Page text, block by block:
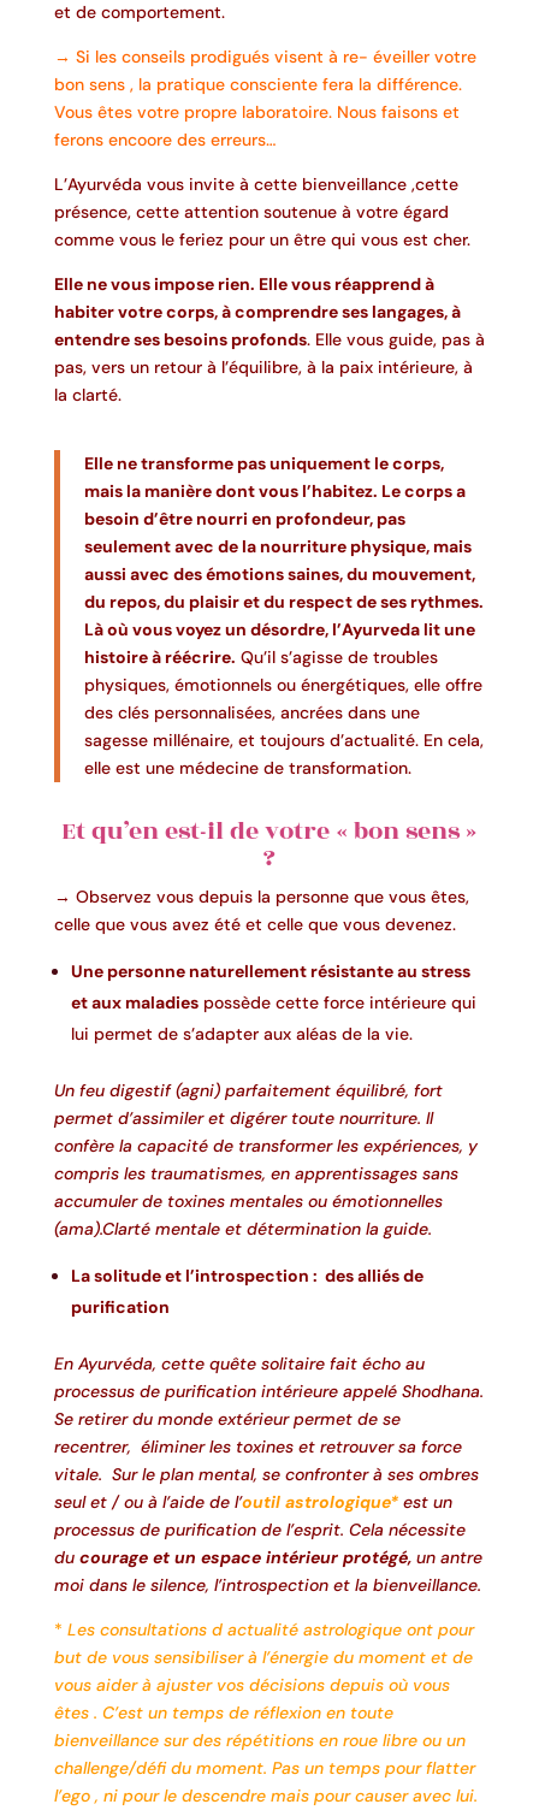
et de comportement.
→ Si les conseils prodigués visent à re- éveiller votre
bon sens , la pratique consciente fera la différence.
Vous êtes votre propre laboratoire. Nous faisons et
ferons encoore des erreurs…
L’Ayurvéda vous invite à cette bienveillance ,cette
présence, cette attention soutenue à votre égard
comme vous le feriez pour un être qui vous est cher.
Elle ne vous impose rien. Elle vous réapprend à
habiter votre corps, à comprendre ses langages, à
entendre ses besoins profonds. Elle vous guide, pas à
pas, vers un retour à l’équilibre, à la paix intérieure, à
la clarté.
Elle ne transforme pas uniquement le corps,
mais la manière dont vous l’habitez. Le corps a
besoin d’être nourri en profondeur, pas
seulement avec de la nourriture physique, mais
aussi avec des émotions saines, du mouvement,
du repos, du plaisir et du respect de ses rythmes.
Là où vous voyez un désordre, l’Ayurveda lit une
histoire à réécrire. Qu’il s’agisse de troubles
physiques, émotionnels ou énergétiques, elle offre
des clés personnalisées, ancrées dans une
sagesse millénaire, et toujours d’actualité. En cela,
elle est une médecine de transformation.
Et qu’en est-il de votre « bon sens »
?
→ Observez vous depuis la personne que vous êtes,
celle que vous avez été et celle que vous devenez.
Une personne naturellement résistante au stress
et aux maladiespossède cette force intérieure qui
lui permet de s’adapter aux aléas de la vie.
Un feu digestif (agni) parfaitement équilibré, fort
permet d’assimiler et digérer toute nourriture. Il
confère la capacité de transformer les expériences, y
compris les traumatismes, en apprentissages sans
accumuler de toxines mentales ou émotionnelles
(ama).Clarté mentale et détermination la guide.
La solitude et l’introspection : des alliés de
purification
En Ayurvéda, cette quête solitaire fait écho au
processus de purification intérieure appelé Shodhana.
Se retirer du monde extérieur permet de se
recentrer, éliminer les toxines et retrouver sa force
vitale. Sur le plan mental, se confronter à ses ombres
seul et / ou à l’aide de l’outil astrologique*est un
processus de purification de l’esprit. Cela nécessite
du courage et un espace intérieur protégé, un antre
moi dans le silence, l’introspection et la bienveillance.
* Les consultations d actualité astrologique ont pour
but de vous sensibiliser à l’énergie du moment et de
vous aider à ajuster vos décisions depuis où vous
êtes . C’est un temps de réflexion en toute
bienveillance sur des répétitions en roue libre ou un
challenge/défi du moment. Pas un temps pour flatter
l’ego , ni pour le descendre mais pour causer avec lui.